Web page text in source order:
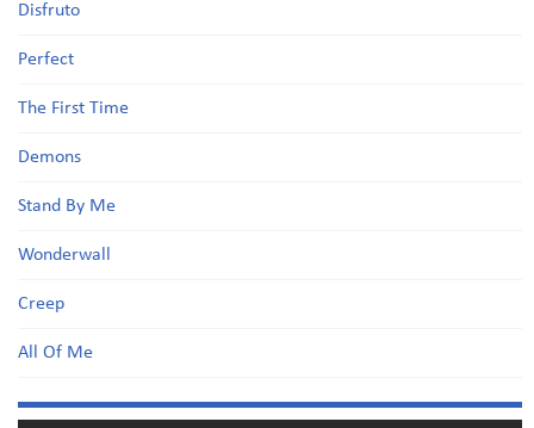
Disfruto
Perfect
The First Time
Demons
Stand By Me
Wonderwall
Creep
All Of Me